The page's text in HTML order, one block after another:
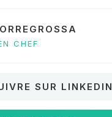
CHEF
SUR LINKEDIN